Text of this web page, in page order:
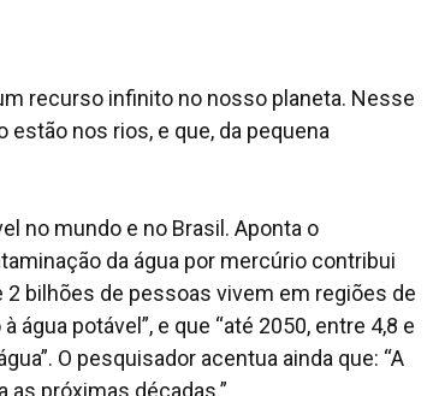
recurso infinito no nosso planeta. Nesse
nos rios, e que, da pequena
no mundo e no Brasil. Aponta o
da água por mercúrio contribui
2 bilhões de pessoas vivem em regiões de
potável”, e que “até 2050, entre 4,8 e
O pesquisador acentua ainda que: “A
próximas décadas.”